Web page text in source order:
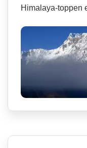
Himalaya-toppen